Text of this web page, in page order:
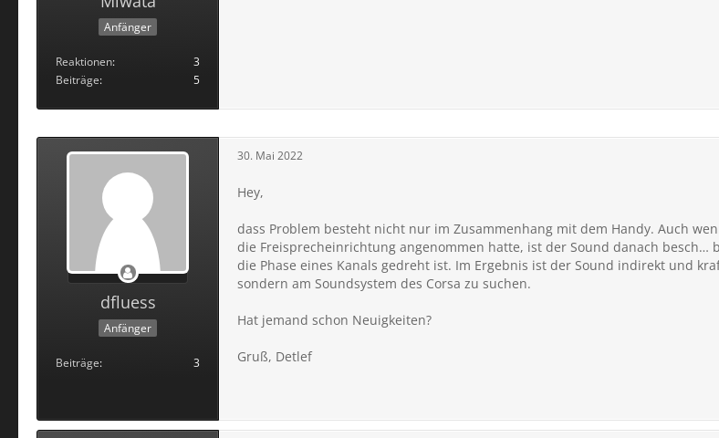
Anfänger
Reaktionen
3
Beiträge
5
dfluess
Anfänger
Beiträge 3
30. Mai 2022
Hey,
dass Problem besteht nicht nur im Zusammenhang mit dem Handy. Auch
die Freisprecheinrichtung angenommen hatte, ist der Sound danach besch…
die Phase eines Kanals gedreht ist. Im Ergebnis ist der Sound indirekt und
sondern am Soundsystem des Corsa zu suchen.
Hat jemand schon Neuigkeiten?
Gruß, Detlef